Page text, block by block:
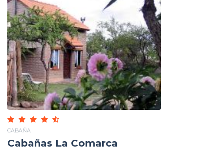
CABAÑA
Cabañas La Comarca